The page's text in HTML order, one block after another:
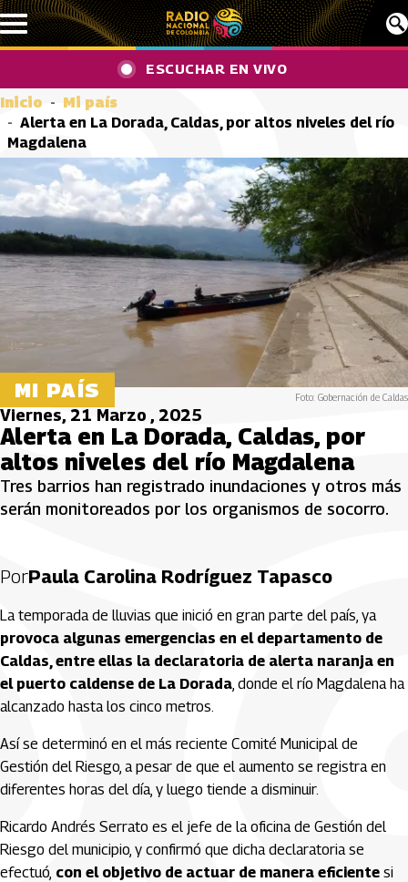
Pasar al contenido principal
ESCUCHAR EN VIVO
Inicio
Mi país
Alerta en La Dorada, Caldas, por altos niveles del río
Magdalena
MI PAÍS Foto: Gobernación de Caldas
Viernes, 21 Marzo , 2025
Alerta en La Dorada, Caldas, por
altos niveles del río Magdalena
Tres barrios han registrado inundaciones y otros más
serán monitoreados por los organismos de socorro.
PorPaula Carolina Rodríguez Tapasco
La temporada de lluvias que inició en gran parte del país, ya
provoca algunas emergencias en el departamento de
Caldas, entre ellas la declaratoria de alerta naranja en
el puerto caldense de La Dorada, donde el río Magdalena ha
alcanzado hasta los cinco metros.
Así se determinó en el más reciente Comité Municipal de
Gestión del Riesgo, a pesar de que el aumento se registra en
diferentes horas del día, y luego tiende a disminuir.
Ricardo Andrés Serrato es el jefe de la oficina de Gestión del
Riesgo del municipio, y confirmó que dicha declaratoria se
efectuó, con el objetivo de actuar de manera eficiente si